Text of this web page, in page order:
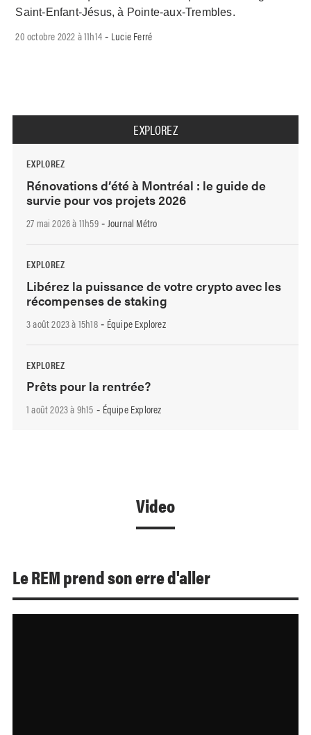
Saint-Enfant-Jésus, à Pointe-aux-Trembles.
20 octobre 2022 à 11h14 - Lucie Ferré
EXPLOREZ
EXPLOREZ
Rénovations d’été à Montréal : le guide de
survie pour vos projets 2026
27 mai 2026 à 11h59- Journal Métro
EXPLOREZ
Libérez la puissance de votre crypto avec les
récompenses de staking
3 août 2023 à 15h18- Équipe Explorez
EXPLOREZ
Prêts pour la rentrée?
1 août 2023 à 9h15 - Équipe Explorez
Video
Le REM prend son erre d'aller